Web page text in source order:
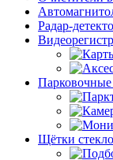
Радар-
Щётки